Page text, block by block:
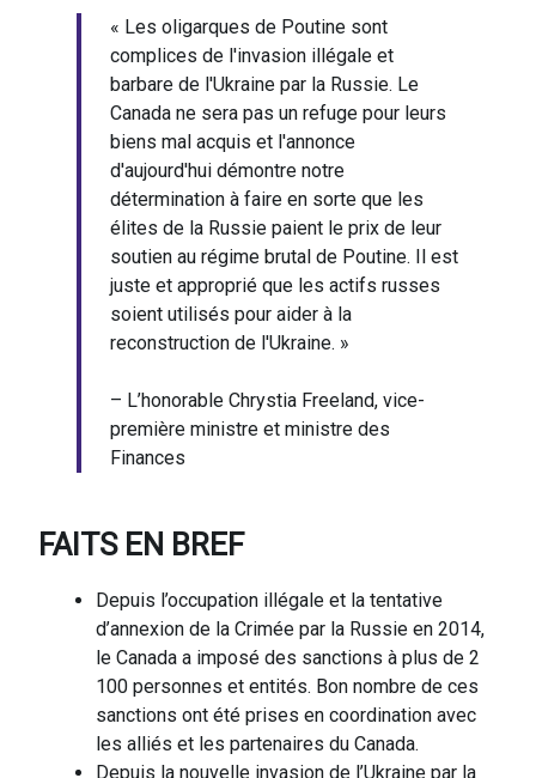
« Les oligarques de Poutine sont
complices de l'invasion illégale et
barbare de l'Ukraine par la Russie. Le
Canada ne sera pas un refuge pour leurs
biens mal acquis et l'annonce
d'aujourd'hui démontre notre
détermination à faire en sorte que les
élites de la Russie paient le prix de leur
soutien au régime brutal de Poutine. Il est
juste et approprié que les actifs russes
soient utilisés pour aider à la
reconstruction de l'Ukraine. »
– L’honorable Chrystia Freeland, vice-
première ministre et ministre des
Finances
FAITS EN BREF
Depuis l’occupation illégale et la tentative
d’annexion de la Crimée par la Russie en 2014,
le Canada a imposé des sanctions à plus de 2
100 personnes et entités. Bon nombre de ces
sanctions ont été prises en coordination avec
les alliés et les partenaires du Canada.
Depuis la nouvelle invasion de l’Ukraine par la